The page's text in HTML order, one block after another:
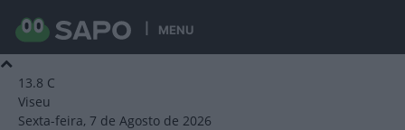
MENU
13.8 C
Viseu
Sexta-feira, 7 de Agosto de 2026